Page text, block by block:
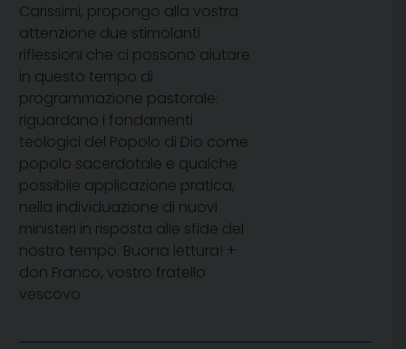
Carissimi, propongo alla vostra
attenzione due stimolanti
riflessioni che ci possono aiutare
in questo tempo di
programmazione pastorale:
riguardano i fondamenti
teologici del Popolo di Dio come
popolo sacerdotale e qualche
possibile applicazione pratica,
nella individuazione di nuovi
ministeri in risposta alle sfide del
nostro tempo. Buona lettura! +
don Franco, vostro fratello
vescovo